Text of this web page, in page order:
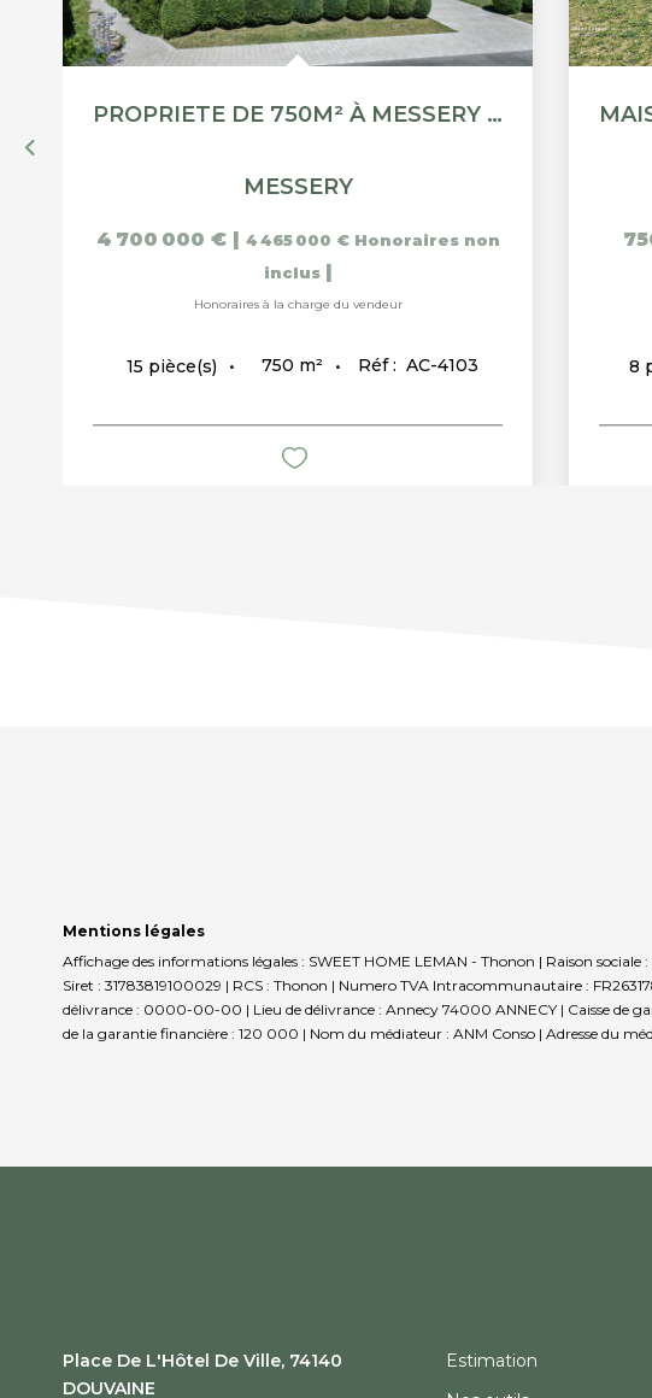
PROPRIETE DE 750M² À MESSERY - VUE LAC
MESSERY
4 700 000 € | 4 465 000 € Honoraires non
inclus |
Honoraires à la charge du vendeur
15 pièce(s) 750 m² Réf : AC-4103 8
Mentions légales
Affichage des informations légales : SWEET HOME LEMAN - Thonon | Raison sociale
Siret : 31783819100029 | RCS : Thonon | Numero TVA Intracommunautaire :
délivrance : 0000-00-00 | Lieu de délivrance : Annecy 74000 ANNECY | Caisse de
de la garantie financière : 120 000 | Nom du médiateur : ANM Conso | Adresse du
Place De L'Hôtel De Ville, 74140
DOUVAINE
Estimation